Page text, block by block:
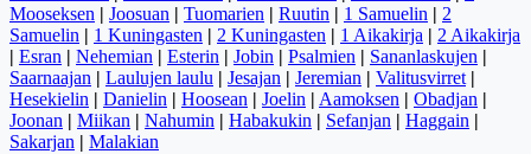
Mooseksen | Joosuan | Tuomarien | Ruutin | 1 Samuelin | 2
Samuelin | 1 Kuningasten | 2 Kuningasten | 1 Aikakirja | 2 Aikakirja
| Esran | Nehemian | Esterin | Jobin | Psalmien | Sananlaskujen |
Saarnaajan | Laulujen laulu | Jesajan | Jeremian | Valitusvirret |
Hesekielin | Danielin | Hoosean | Joelin | Aamoksen | Obadjan |
Joonan | Miikan | Nahumin | Habakukin | Sefanjan | Haggain |
Sakarjan | Malakian